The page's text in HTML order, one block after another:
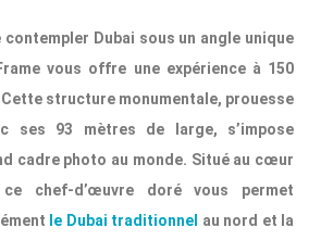
contempler Dubai sous un angle unique
vous offre une expérience à 150
structure monumentale, prouesse
ses 93 mètres de large, s’impose
cadre photo au monde. Situé au cœur
chef-d’œuvre doré vous permet
le Dubai traditionnel au nord et la